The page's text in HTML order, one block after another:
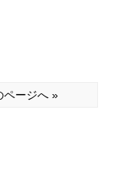
ページへ »